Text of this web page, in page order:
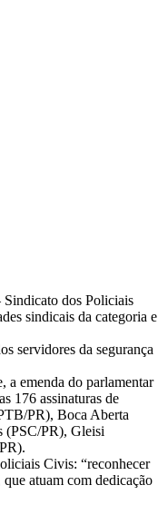
dos Policiais
sindicais da categoria e
servidores da segurança
a emenda do parlamentar
176 assinaturas de
PR), Boca Aberta
(PSC/PR), Gleisi
Civis: “reconhecer
atuam com dedicação